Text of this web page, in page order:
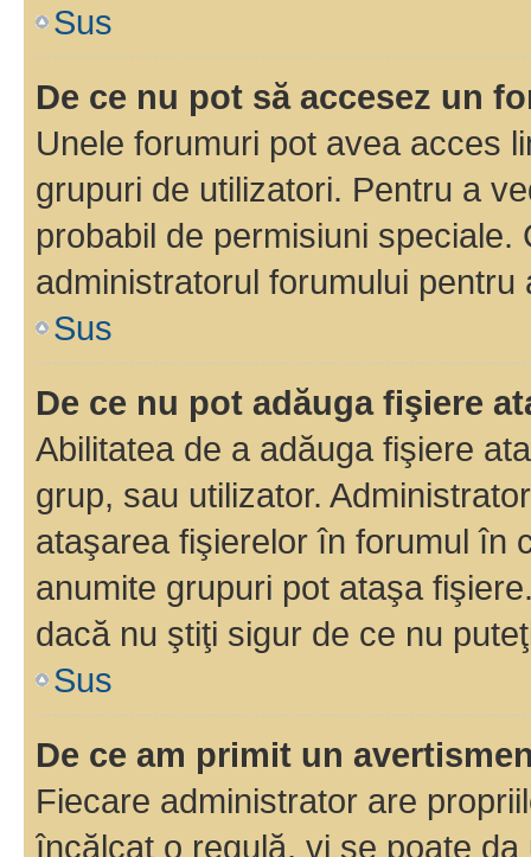
Sus
De ce nu pot să accesez un
Unele forumuri pot avea acces
grupuri de utilizatori. Pentru a
probabil de permisiuni
administratorul forumului pentru
Sus
De ce nu pot adăuga fişiere
Abilitatea de a adăuga fişiere
grup, sau utilizator.
ataşarea fişierelor în forumul în
anumite grupuri pot ataşa
dacă nu ştiţi sigur de ce nu
Sus
De ce am primit un
Fiecare administrator are
încălcat o regulă, vi se poate